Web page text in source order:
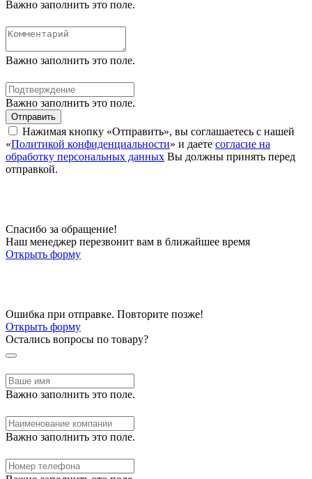
Важно заполнить это поле.
Важно заполнить это поле.
Важно заполнить это поле.
Отправить
Нажимая кнопку «Отправить», вы соглашаетесь с нашей
«Политикой конфиденциальности» и даете согласие на
обработку персональных данных Вы должны принять перед
отправкой.
Спасибо за обращение!
Наш менеджер перезвонит вам в ближайшее время
Открыть форму
Ошибка при отправке. Повторите позже!
Открыть форму
Остались вопросы по товару?
Важно заполнить это поле.
Важно заполнить это поле.